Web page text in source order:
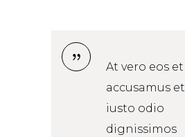
At vero eos et
accusamus et
iusto odio
dignissimos